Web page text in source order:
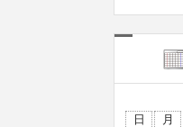
日
月